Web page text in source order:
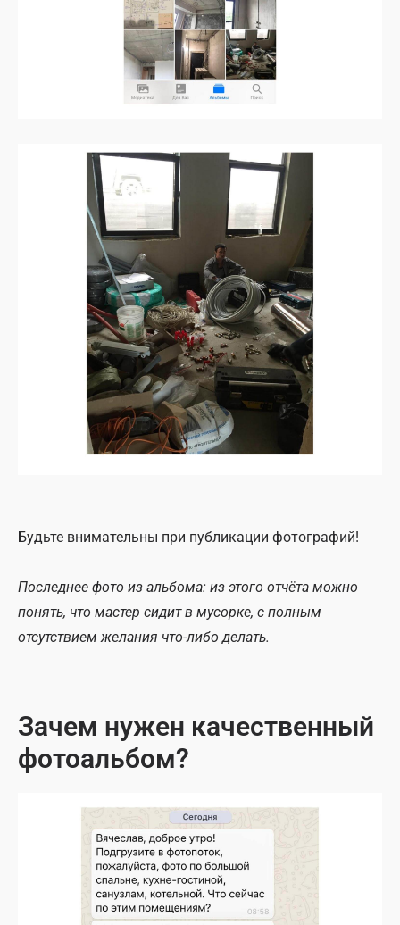
Будьте внимательны при публикации фотографий!
Последнее фото из альбома: из этого отчёта можно
понять, что мастер сидит в мусорке, с полным
отсутствием желания что-либо делать.
Зачем нужен качественный
фотоальбом?